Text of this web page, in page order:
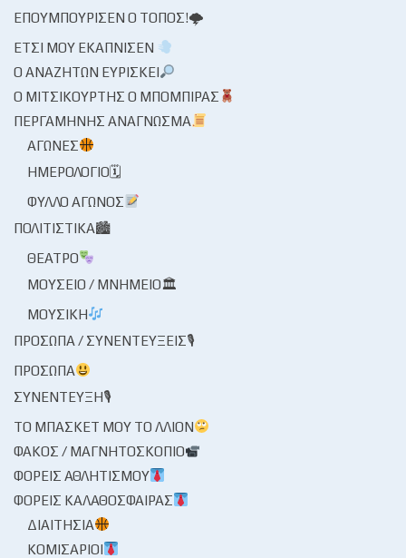
ΕΠΟΥΜΠΟΎΡΙΣΕΝ Ο ΤΌΠΟΣ!🌩
ΈΤΣΙ ΜΟΥ ΕΚΆΠΝΙΣΕΝ
Ο ΑΝΑΖΗΤΏΝ ΕΥΡΊΣΚΕΙ
Ο ΜΙΤΣΙΚΟΥΡΤΉΣ Ο ΜΠΌΜΠΙΡΑΣ
ΠΕΡΓΑΜΗΝΉΣ ΑΝΆΓΝΩΣΜΑ
ΑΓΏΝΕΣ
ΗΜΕΡΟΛΌΓΙΟ🗓
ΦΎΛΛΟ ΑΓΏΝΟΣ
ΠΟΛΙΤΙΣΤΙΚΆ🏙
ΘΈΑΤΡΟ
ΜΟΥΣΕΊΟ / ΜΝΗΜΕΊΟ🏛
ΜΟΥΣΙΚΉ
ΠΡΌΣΩΠΑ / ΣΥΝΕΝΤΕΎΞΕΙΣ🎙
ΠΡΌΣΩΠΑ
ΣΥΝΈΝΤΕΥΞΗ🎙
ΤΟ ΜΠΆΣΚΕΤ ΜΟΥ ΤΟ ΛΛΊΟΝ
ΦΑΚΌΣ / ΜΑΓΝΗΤΟΣΚΌΠΙΟ
ΦΟΡΕΊΣ ΑΘΛΗΤΙΣΜΟΎ
ΦΟΡΕΊΣ ΚΑΛΑΘΌΣΦΑΙΡΑΣ
ΔΙΑΙΤΗΣΊΑ
ΚΟΜΙΣΆΡΙΟΙ